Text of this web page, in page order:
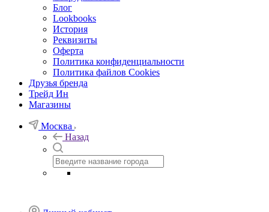
Блог
Lookbooks
История
Реквизиты
Оферта
Политика конфиденциальности
Политика файлов Cookies
Друзья бренда
Трейд Ин
Магазины
Москва
Назад